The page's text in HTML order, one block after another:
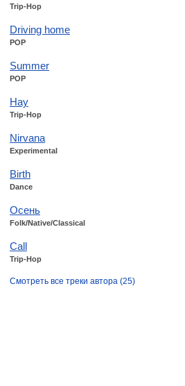
Trip-Hop
Driving home
POP
Summer
POP
Hay
Trip-Hop
Nirvana
Experimental
Birth
Dance
Осень
Folk/Native/Classical
Сall
Trip-Hop
Смотреть все треки автора (25)